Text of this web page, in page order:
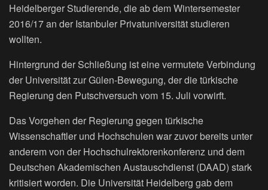
Heidelberger Studierende, die ab dem Wintersemester
2016/17 an der Istanbuler Privatuniversität studieren
wollten.
Hintergrund der Schließung ist eine vermutete Verbindung
der Universität zur Gülen-Bewegung, der die türkische
Regierung den Putschversuch vom 15. Juli vorwirft.
Das Vorgehen der Regierung gegen türkische
Wissenschaftler und Hochschulen war zuvor bereits unter
anderem von der Hochschulrektorenkonferenz und dem
Deutschen Akademischen Austauschdienst (DAAD) stark
kritisiert worden. Die Universität Heidelberg gab dem